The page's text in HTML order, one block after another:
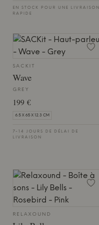
EN STOCK POUR UNE LIVRAISON
RAPIDE
SACKIT
Wave
GREY
199 €
6.5 X 65 X 12.3 CM
7-14 JOURS DE DÉLAI DE
LIVRAISON
RELAXOUND